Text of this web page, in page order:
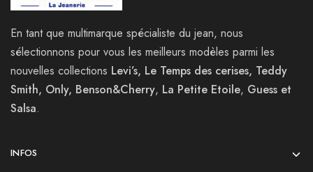
En tant que multimarque spécialiste du jean, nous
sélectionnons pour vous les meilleurs modèles parmi les
nouvelles collections Levi’s, Le Temps des cerises, Teddy
Smith, Only, Benson&Cherry, La Petite Etoile, Guess et
Salsa.
INFOS